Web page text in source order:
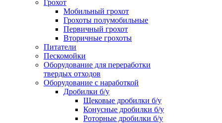
Грохот
Мобильный грохот
Грохоты полумобильные
Первичный грохот
Вторичные грохоты
Питатели
Пескомойки
Оборудование для переработки
твердых отходов
Оборудование с наработкой
Дробилки б/у
Щековые дробилки б/у
Конусные дробилки б/у
Роторные дробилки б/у